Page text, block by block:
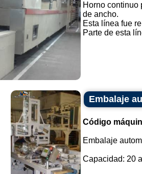
Horno continuo
de ancho.
Esta línea fue
Parte de esta
Embalaje
Código
Embalaje
Capacidad: 20